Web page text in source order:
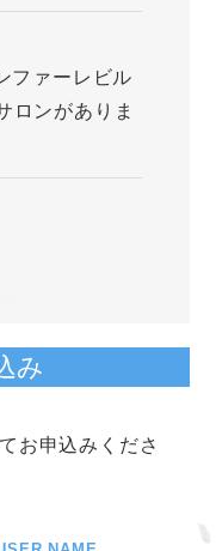
ファーレビル
ンがありま
み
お申込みくださ